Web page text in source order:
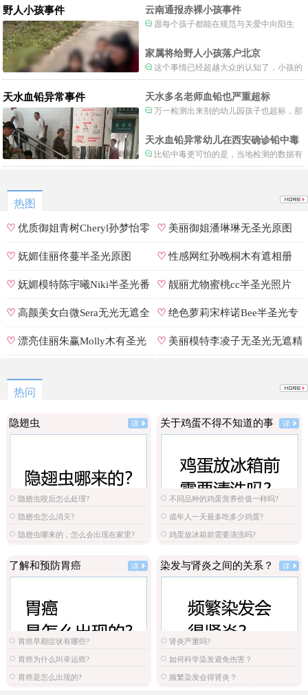
野人小孩事件 云南通报赤裸小孩事件
愿每个孩子都能在规范与关爱中向阳生
家属将给野人小孩落户北京
这个事情已经超越大众的认知了，小孩的
形体和状态已经畸形了，得尽快送医。
天水血铅异常事件 天水多名老师血铅也严重超标
万一检测出来别的幼儿园孩子也超标，那
天水血铅异常幼儿在西安确诊铅中毒
比铅中毒更可怕的是，当地检测的数据有
可能被造假。
热图
♡优质御姐青树Cheryl孙梦怡零
遮罩私拍
♡ 美丽御姐潘琳琳无圣光原图
♡妩媚佳丽佟蔓半圣光原图 ♡性感网红孙晚桐木有遮相册
♡妩媚模特陈宇曦Niki半圣光番
号
♡ 靓丽尤物蜜桃cc半圣光照片
♡高颜美女白微Sera无光无遮全
集
♡ 绝色萝莉宋梓诺Bee半圣光专
辑
♡漂亮佳丽朱赢Molly木有圣光 ♡ 美丽模特李凌子无圣光无遮精
热问
隐翅虫 详
隐翅虫咬后怎么处理?
隐翅虫怎么消灭?
隐翅虫哪来的，怎么会出现在家里?
关于鸡蛋不得不知道的事 详
不同品种的鸡蛋营养价值一样吗?
成年人一天最多吃多少鸡蛋?
鸡蛋放冰箱前需要清洗吗?
了解和预防胃癌 详
胃癌早期症状有哪些?
胃癌为什么叫幸运癌?
胃癌是怎么出现的?
染发与肾炎之间的关系？ 详
肾炎严重吗?
如何科学染发避免伤害？
频繁染发会得肾炎？